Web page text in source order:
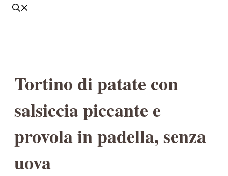
Tortino di patate con
salsiccia piccante e
provola in padella, senza
uova